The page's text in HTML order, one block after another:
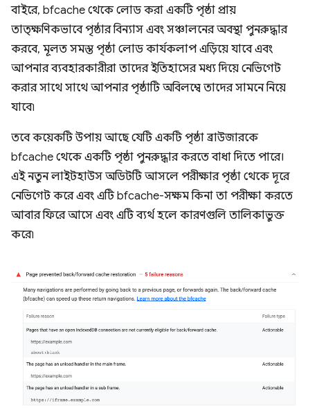
বাইরে, bfcache থেকে লোড করা একটি পৃষ্ঠা প্রায়
তাত্ক্ষণিকভাবে পৃষ্ঠার বিন্যাস এবং সঞ্চালনের অবস্থা পুনরুদ্ধার
করবে, মূলত সমস্ত পৃষ্ঠা লোড কার্যকলাপ এড়িয়ে যাবে এবং
আপনার ব্যবহারকারীরা তাদের ইতিহাসের মধ্য দিয়ে নেভিগেট
করার সাথে সাথে আপনার পৃষ্ঠাটি অবিলম্বে তাদের সামনে নিয়ে
যাবে৷
তবে কয়েকটি উপায় আছে যেটি একটি পৃষ্ঠা ব্রাউজারকে
bfcache থেকে একটি পৃষ্ঠা পুনরুদ্ধার করতে বাধা দিতে পারে।
এই নতুন লাইটহাউস অডিটটি আসলে পরীক্ষার পৃষ্ঠা থেকে দূরে
নেভিগেট করে এবং এটি bfcache-সক্ষম কিনা তা পরীক্ষা করতে
আবার ফিরে আসে এবং এটি ব্যর্থ হলে কারণগুলি তালিকাভুক্ত
করে৷